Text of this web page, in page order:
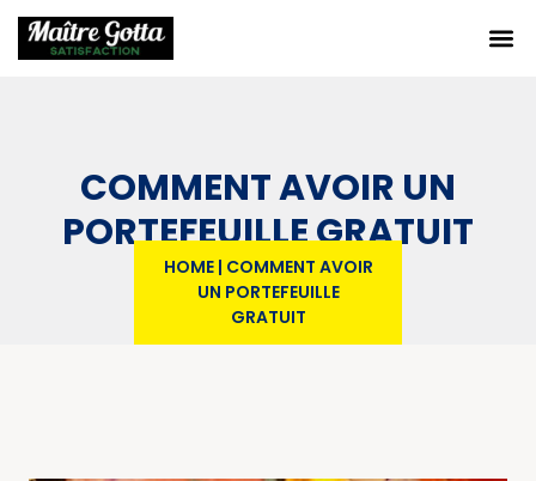
COMMENT AVOIR UN
PORTEFEUILLE GRATUIT
HOME| COMMENT AVOIR
UN PORTEFEUILLE
GRATUIT